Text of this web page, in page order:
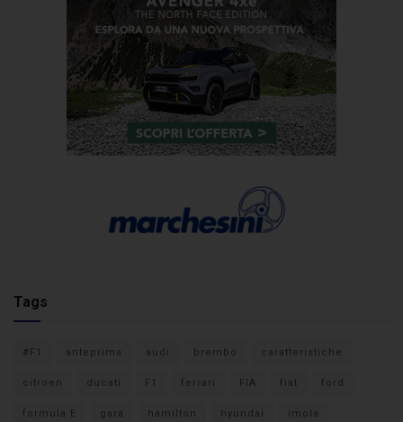
Tags
#F1 anteprima audi brembo caratteristiche
citroen ducati F1 ferrari FIA fiat ford
formula E gara hamilton hyundai imola